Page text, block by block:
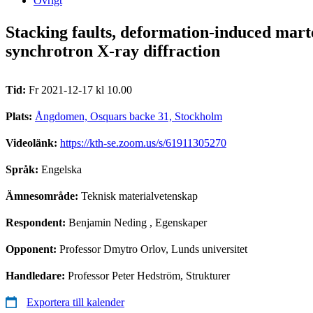
Stacking faults, deformation-induced
synchrotron X-ray diffraction
Tid: Fr 2021-12-17 kl 10.00
Plats: Ångdomen, Osquars backe 31, Stockholm
Videolänk: https://kth-se.zoom.us/s/61911305270
Språk: Engelska
Ämnesområde: Teknisk materialvetenskap
Respondent: Benjamin Neding , Egenskaper
Opponent: Professor Dmytro Orlov, Lunds universitet
Handledare: Professor Peter Hedström, Strukturer
Exportera till kalender